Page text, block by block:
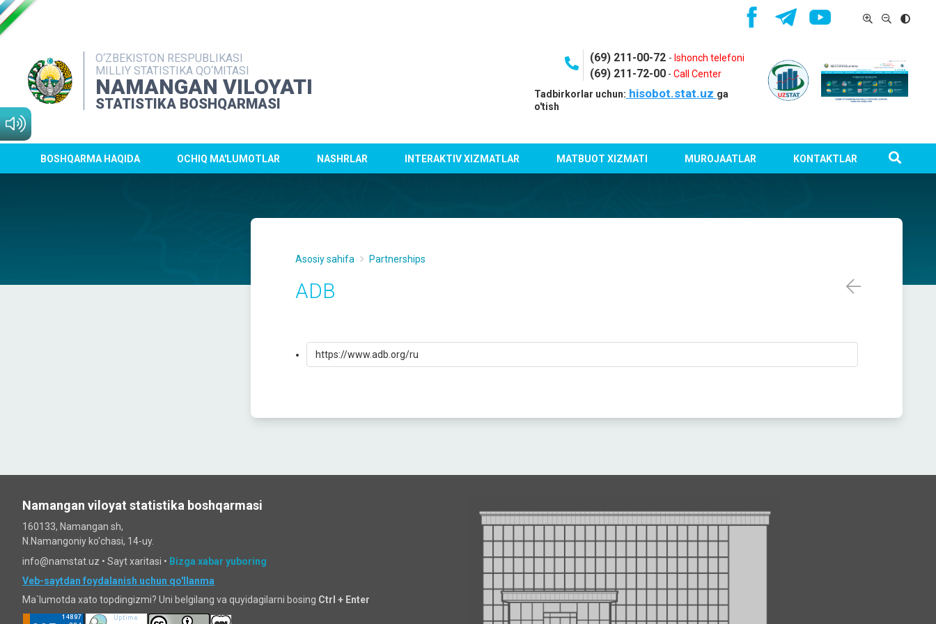
O‘ZBEKISTON RESPUBLIKASI
MILLIY STATISTIKA QO‘MITASI
NAMANGAN VILOYATI
STATISTIKA BOSHQARMASI
(69) 211-00-72 - Ishonch telefoni
(69) 211-72-00- Call Center
Tadbirkorlar uchun: hisobot.stat.uz ga
o'tish
BOSHQARMA HAQIDA OCHIQ MA'LUMOTLAR NASHRLAR INTERAKTIV XIZMATLAR MATBUOT XIZMATI MUROJAATLAR KONTAKTLAR
Asosiy sahifa Partnerships
ADB
https://www.adb.org/ru
Namangan viloyat statistika boshqarmasi
160133, Namangan sh,
N.Namangoniy ko'chasi, 14-uy.
info@namstat.uz • Sayt xaritasi • Bizga xabar yuboring
Veb-saytdan foydalanish uchun qo'llanma
Ma`lumotda xato topdingizmi? Uni belgilang va quyidagilarni bosing Ctrl + Enter